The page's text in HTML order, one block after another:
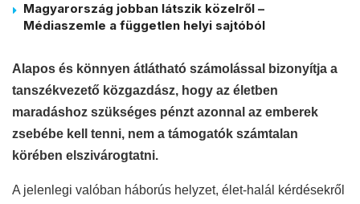
Magyarország jobban látszik közelről –
Médiaszemle a független helyi sajtóból
Alapos és könnyen átlátható számolással bizonyítja a
tanszékvezető közgazdász, hogy az életben
maradáshoz szükséges pénzt azonnal az emberek
zsebébe kell tenni, nem a támogatók számtalan
körében elszivárogtatni.
A jelenlegi valóban háborús helyzet, élet-halál kérdésekről